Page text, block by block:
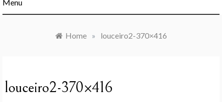
Menu
Home » louceiro2-370×416
louceiro2-370×416